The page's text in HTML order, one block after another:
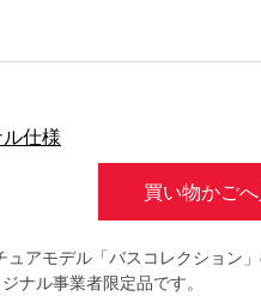
仕様
買い物かご
アモデル「バスコレクション
ナル事業者限定品です。